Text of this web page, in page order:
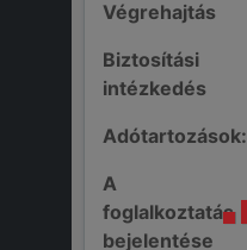
Végrehajtás
Biztosítási
intézkedés
Adótartozások:
A
foglalkoztatás
bejelentése